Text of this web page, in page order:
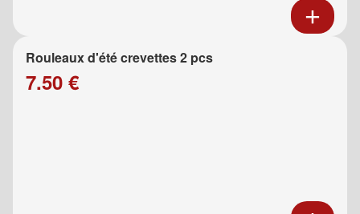
Rouleaux d'été crevettes 2 pcs
7.50 €